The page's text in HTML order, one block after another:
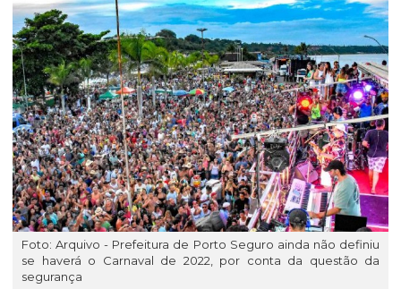
Foto: Arquivo - Prefeitura de Porto Seguro ainda não definiu
se haverá o Carnaval de 2022, por conta da questão da
segurança